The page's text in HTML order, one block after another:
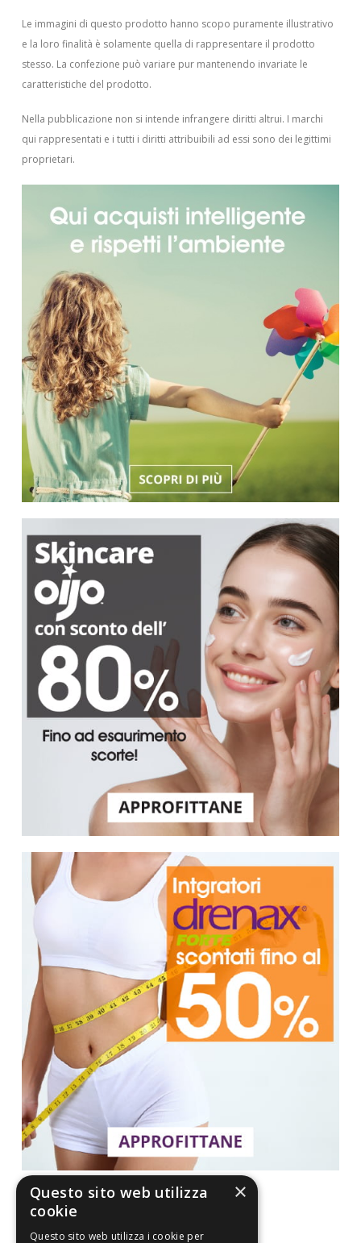
Le immagini di questo prodotto hanno scopo puramente illustrativo
e la loro finalità è solamente quella di rappresentare il prodotto
stesso. La confezione può variare pur mantenendo invariate le
caratteristiche del prodotto.
Nella pubblicazione non si intende infrangere diritti altrui. I marchi
qui rappresentati e i tutti i diritti attribuibili ad essi sono dei legittimi
proprietari.
×
Questo sito web utilizza
cookie
Questo sito web utilizza i cookie per